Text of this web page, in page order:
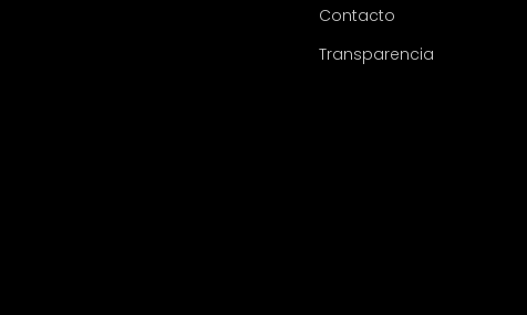
Contacto
Transparencia